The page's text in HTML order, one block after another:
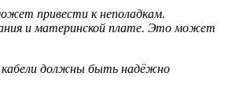
привести к неполадкам.
и материнской плате. Это может
кабели должны быть надёжно